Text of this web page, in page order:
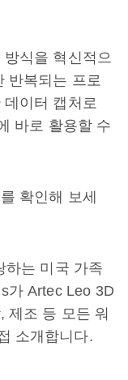
식을 혁신적으
반복되는 프로
이터 캡처로
바로 활용할 수
확인해 보세
하는 미국 가족
가 Artec Leo 3D
제조 등 모든 워
소개합니다.